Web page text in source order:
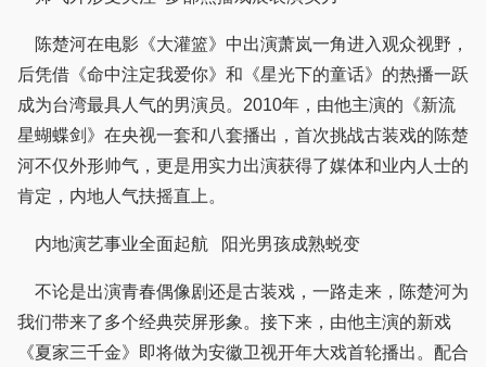
陈楚河在电影《大灌篮》中出演萧岚一角进入观众视野，
后凭借《命中注定我爱你》和《星光下的童话》的热播一跃
成为台湾最具人气的男演员。2010年，由他主演的《新流
星蝴蝶剑》在央视一套和八套播出，首次挑战古装戏的陈楚
河不仅外形帅气，更是用实力出演获得了媒体和业内人士的
肯定，内地人气扶摇直上。
内地演艺事业全面起航 阳光男孩成熟蜕变
不论是出演青春偶像剧还是古装戏，一路走来，陈楚河为
我们带来了多个经典荧屏形象。接下来，由他主演的新戏
《夏家三千金》即将做为安徽卫视开年大戏首轮播出。配合